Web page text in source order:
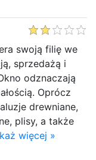
swoją filię we
sprzedażą i
odznaczają
Oprócz
drewniane,
plisy, a także
więcej »